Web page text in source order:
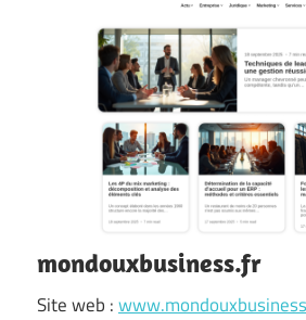
mondouxbusiness.fr
Site web :